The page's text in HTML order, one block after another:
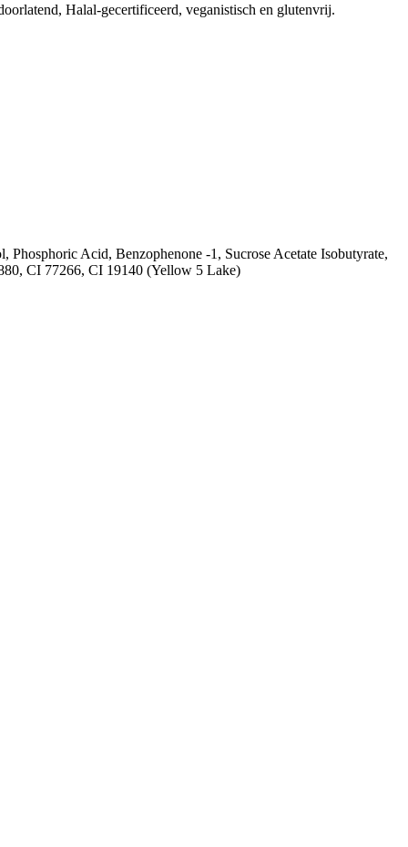
Halal-gecertificeerd, veganistisch en glutenvrij.
Acid, Benzophenone ‐1, Sucrose Acetate Isobutyrate,
CI 77266, CI 19140 (Yellow 5 Lake)